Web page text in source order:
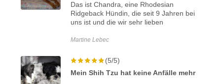
Das ist Chandra, eine Rhodesian
Ridgeback Hündin, die seit 9 Jahren bei
uns ist und die wir sehr lieben
Martine Lebec
(5/5)
Mein Shih Tzu hat keine Anfälle mehr